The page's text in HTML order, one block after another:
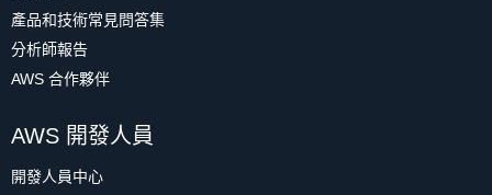
產品和技術常見問答集
分析師報告
AWS 合作夥伴
AWS 開發人員
開發人員中心